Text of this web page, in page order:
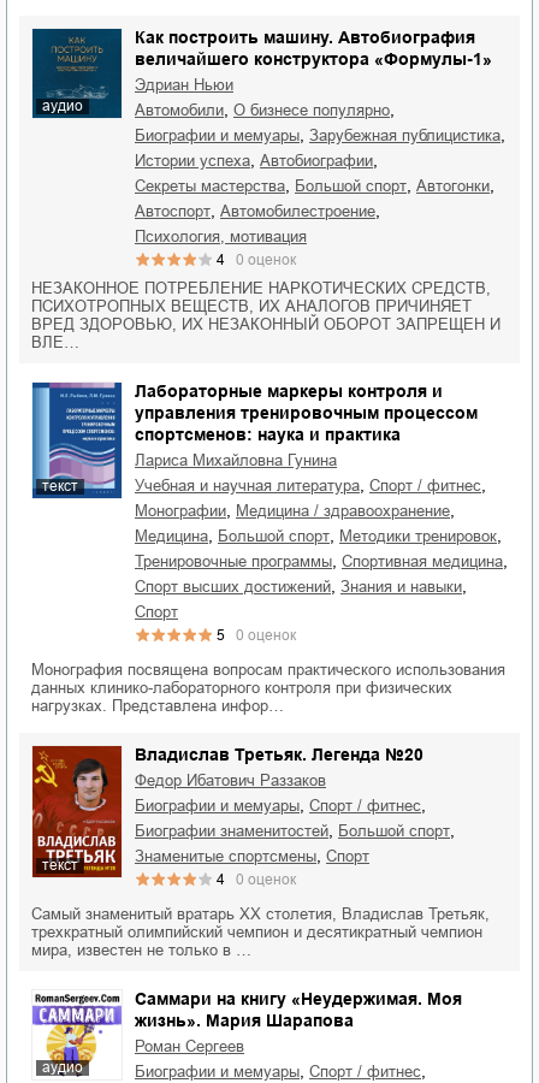
аудио
Как построить машину. Автобиография
величайшего конструктора «Формулы-1»
Эдриан Ньюи
автомобили, о бизнесе популярно,
биографии и мемуары, зарубежная публицистика,
истории успеха, автобиографии,
секреты мастерства, большой спорт, автогонки,
автоспорт, автомобилестроение,
психология, мотивация
4 0 оценок
НЕЗАКОННОЕ ПОТРЕБЛЕНИЕ НАРКОТИЧЕСКИХ СРЕДСТВ,
ПСИХОТРОПНЫХ ВЕЩЕСТВ, ИХ АНАЛОГОВ ПРИЧИНЯЕТ
ВРЕД ЗДОРОВЬЮ, ИХ НЕЗАКОННЫЙ ОБОРОТ ЗАПРЕЩЕН И
ВЛЕ…
текст
Лабораторные маркеры контроля и
управления тренировочным процессом
спортсменов: наука и практика
Лариса Михайловна Гунина
учебная и научная литература, спорт / фитнес,
монографии, медицина / здравоохранение,
медицина, большой спорт, методики тренировок,
тренировочные программы, спортивная медицина,
спорт высших достижений, знания и навыки,
спорт
5 0 оценок
Монография посвящена вопросам практического использования
данных клинико-лабораторного контроля при физических
нагрузках. Представлена инфор…
текст
Владислав Третьяк. Легенда №20
Федор Ибатович Раззаков
биографии и мемуары, спорт / фитнес,
биографии знаменитостей, большой спорт,
знаменитые спортсмены, спорт
4 0 оценок
Самый знаменитый вратарь XX столетия, Владислав Третьяк,
трехкратный олимпийский чемпион и десятикратный чемпион
мира, известен не только в …
аудио
Саммари на книгу «Неудержимая. Моя
жизнь». Мария Шарапова
Роман Сергеев
биографии и мемуары, спорт / фитнес,